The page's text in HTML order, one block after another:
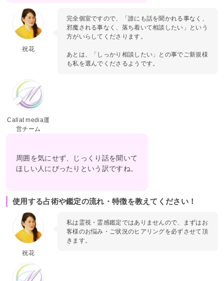
祝花
完全個室ですので、「誰にも話を聞かれる事なく、
邪魔される事なく、落ち着いて相談したい」という
方がいらしてくださります。
あとは、「しっかり相談したい」との事でご新規様
も私を選んでくださるようです。
Callat media運
営チーム
周囲を気にせず、じっくり話を聞いて
ほしい人にぴったりという訳ですね。
使用する占術や鑑定の流れ・特徴を教えてください！
祝花
私は霊視・霊感鑑定ではありませんので、まずはお
客様のお悩み・ご状況のヒアリングを必ずさせて頂
きます。